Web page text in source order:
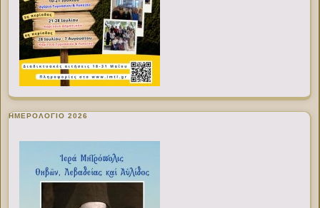
ΗΜΕΡΟΛΟΓΙΟ 2026